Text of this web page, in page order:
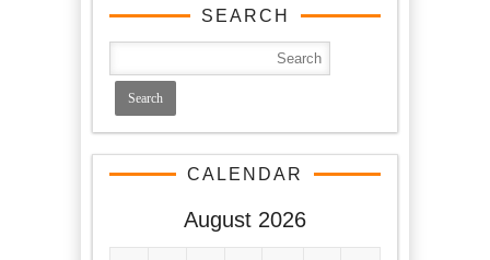
SEARCH
CALENDAR
August 2026